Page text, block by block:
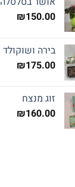
₪150.00
בירה ושוקולד
₪175.00
זוג מנצח
₪160.00